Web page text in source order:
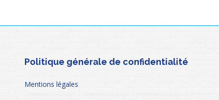
Politique générale de confidentialité
Mentions légales